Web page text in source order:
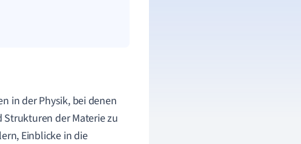
in der Physik, bei denen
Strukturen der Materie zu
Einblicke in die